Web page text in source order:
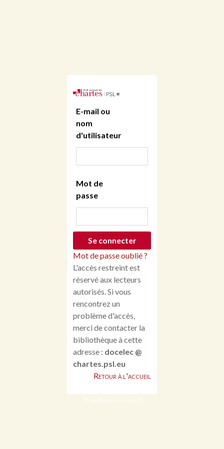
E-mail ou
nom
d'utilisateur
Mot de
passe
Mot de passe oublié ?
L'accès restreint est
réservé aux lecteurs
autorisés. Si vous
rencontrez un
problème d'accès,
merci de contacter la
bibliothèque à cette
adresse : docelec @
chartes.psl.eu
Retour à l'accueil
Propulsé par Omeka S